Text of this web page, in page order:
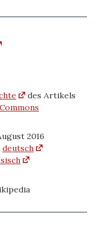
des Artikels
2016
deutsch